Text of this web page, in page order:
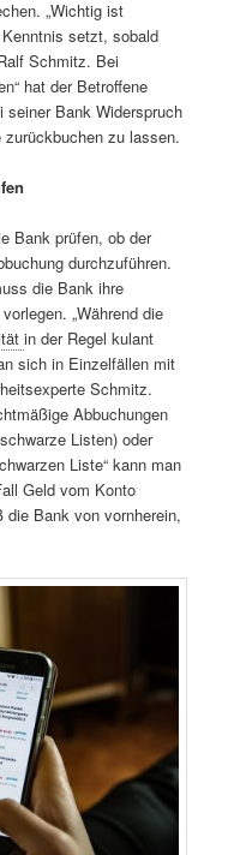
„Wichtig ist
setzt, sobald
Schmitz. Bei
hat der Betroffene
seiner Bank Widerspruch
zu lassen.
Bank prüfen, ob der
durchzuführen.
die Bank ihre
„Während die
in der Regel kulant
sich in Einzelfällen mit
Schmitz.
Abbuchungen
Listen) oder
Liste“ kann man
Geld vom Konto
Bank von vornherein,